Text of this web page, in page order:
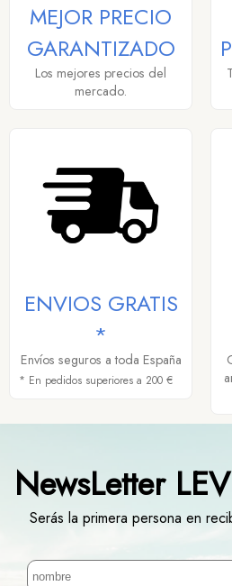
MEJOR PRECIO
GARANTIZADO
Los mejores precios del
mercado.
ENVIOS GRATIS
*
Envíos seguros a toda España
* En pedidos superiores a 200 €
NewsLetter
Serás la primera persona en